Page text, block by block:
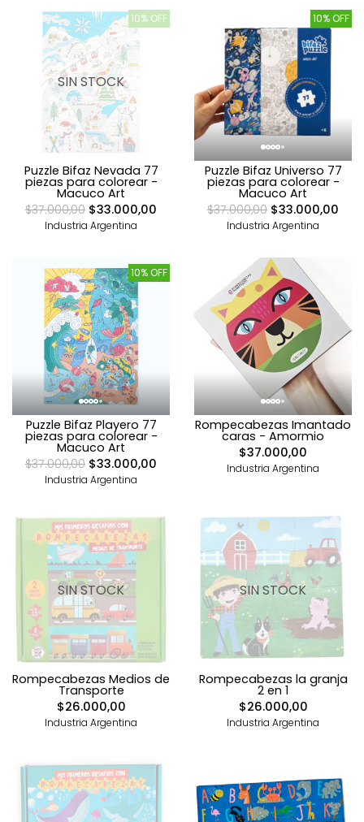
10% OFF
SIN STOCK
Puzzle Bifaz Nevada 77
piezas para colorear -
Macuco Art
$37.000,00 $33.000,00
Industria Argentina
10% OFF
Puzzle Bifaz Universo 77
piezas para colorear -
Macuco Art
$37.000,00 $33.000,00
Industria Argentina
10% OFF
Puzzle Bifaz Playero 77
piezas para colorear -
Macuco Art
$37.000,00 $33.000,00
Industria Argentina
Rompecabezas Imantado
caras - Amormio
$37.000,00
Industria Argentina
SIN STOCK
Rompecabezas Medios de
Transporte
$26.000,00
Industria Argentina
SIN STOCK
Rompecabezas la granja
2 en 1
$26.000,00
Industria Argentina